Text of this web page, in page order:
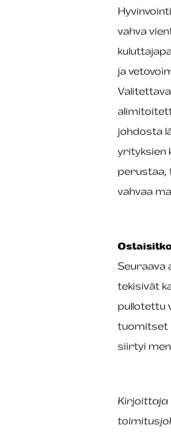
vahva
ja
johdosta
yrityksien
perustaa,
vahvaa
Seuraava
tekisivät
pullotettu
tuomitset
siirtyi
Kirjoittaja